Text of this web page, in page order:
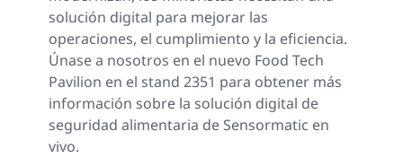
solución digital para mejorar las
operaciones, el cumplimiento y la eficiencia.
Únase a nosotros en el nuevo Food Tech
Pavilion en el stand 2351 para obtener más
información sobre la solución digital de
seguridad alimentaria de Sensormatic en
vivo.